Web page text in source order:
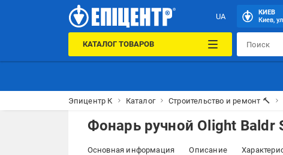
UA
КИЕВ
Киев,
КАТАЛОГ ТОВАРОВ
Эпицентр К Каталог Строительство и ремонт 🔨
Фонарь ручной Olight Baldr
Основная информация Описание